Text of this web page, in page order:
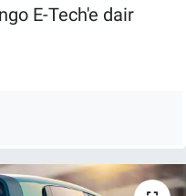
E-Tech'e dair